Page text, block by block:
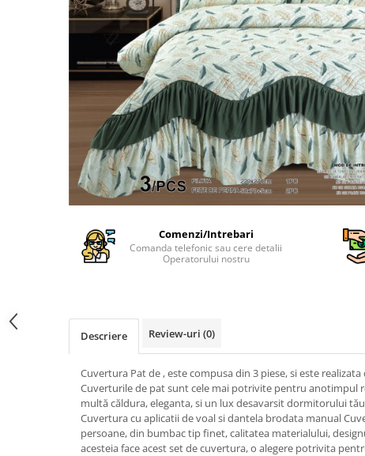
Cearceaf Normal
Lenjerii Pat Imprimeu 5D cu Elastic
Cearceaf cu Elastic pat 1 Persoana
Cearceaf cu Elastic pat 2 Persoane
Lenjerii Pat Inimi Brodate
Lenjerii Pat, Bumbac-Finet
Premium, 1 Persoana
Lenjerii Pat, Bumbac-Finet
Premium, 2 Persoane
Cearceaf cu Elastic
Comenzi/Intrebari
Comanda telefonic sau cere detalii
Operatorului nostru
Descriere Review-uri (0)
Cuvertura Pat de , este compusa din 3 piese, si este
Cuverturile de pat sunt cele mai potrivite pentru anotimpul
multă căldura, eleganta, si un lux desavarsit dormitorului
Cuvertura cu aplicatii de voal si dantela brodata manual
persoane, din bumbac tip finet, calitatea materialului,
acesteia face acest set de cuvertura, o alegere potrivita